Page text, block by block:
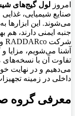
امروز لول گیج‌های
صنایع شیمیایی،
می‌شوند. این ابزارها
جنبه ایمنی دارند، هم
شرکت RADDARco و محصول
آشنا می‌شویم، مزایا
تفاوت آن با نسخه‌های
می‌دهیم و در نهایت
داخلی در زمینه
معرفی گروه